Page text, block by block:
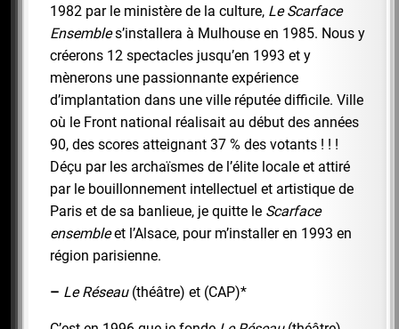
1982 par le ministère de la culture, Le Scarface
Ensembles’installera à Mulhouse en 1985. Nous y
créerons 12 spectacles jusqu’en 1993 et y
mènerons une passionnante expérience
d’implantation dans une ville réputée difficile. Ville
où le Front national réalisait au début des années
90, des scores atteignant 37 % des votants ! ! !
Déçu par les archaïsmes de l’élite locale et attiré
par le bouillonnement intellectuel et artistique de
Paris et de sa banlieue, je quitte le Scarface
ensembleet l’Alsace, pour m’installer en 1993 en
région parisienne.
– Le Réseau(théâtre) et (CAP)*